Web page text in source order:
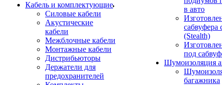
Кабель и комплектующие
Силовые кабели
Акустические
кабели
Межблочные кабели
Монтажные кабели
Дистрибьюторы
Держатели для
предохранителей
в авто
сабвуфера
(Stealth)
под
Шумоизоляция
багажника